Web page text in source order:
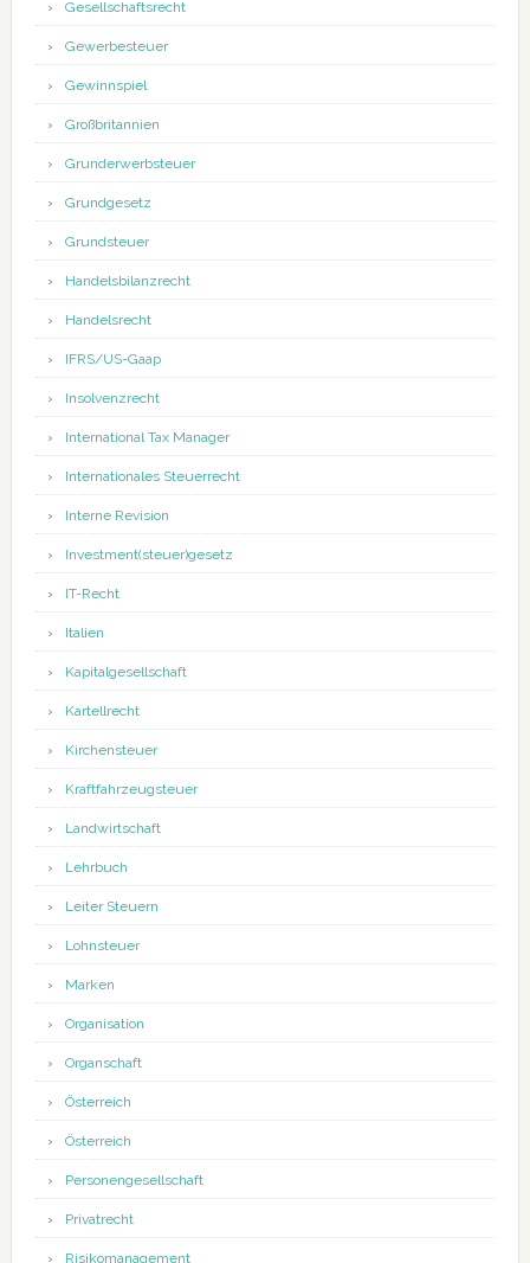
Gesellschaftsrecht
Gewerbesteuer
Gewinnspiel
Großbritannien
Grunderwerbsteuer
Grundgesetz
Grundsteuer
Handelsbilanzrecht
Handelsrecht
IFRS/US-Gaap
Insolvenzrecht
International Tax Manager
Internationales Steuerrecht
Interne Revision
Investment(steuer)gesetz
IT-Recht
Italien
Kapitalgesellschaft
Kartellrecht
Kirchensteuer
Kraftfahrzeugsteuer
Landwirtschaft
Lehrbuch
Leiter Steuern
Lohnsteuer
Marken
Organisation
Organschaft
Österreich
Österreich
Personengesellschaft
Privatrecht
Risikomanagement